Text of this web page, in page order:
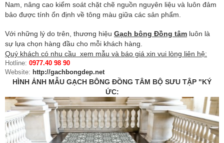
Nam, nâng cao kiểm soát chặt chẽ nguồn nguyên liệu và luôn đảm
bảo được tính ổn định về tông màu giữa các sản phẩm.
Với những lý do trên, thương hiệu Gạch bông Đồng tâm luôn là
sự lựa chọn hàng đầu cho mỗi khách hàng.
Quý khách có nhu cầu xem mẫu và báo giá xin vui lòng liên hệ:
Hotline: 0977.40 98 90
Website: http://gachbongdep.net
HÌNH ẢNH MẪU GẠCH BÔNG ĐỒNG TÂM BỘ SƯU TẬP "KÝ
ỨC: